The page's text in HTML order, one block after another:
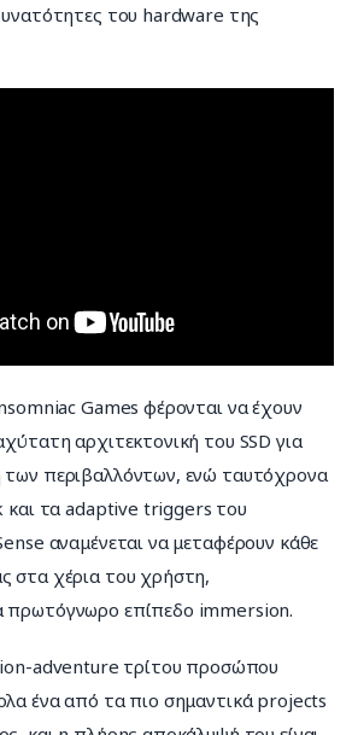
του hardware της
Games φέρονται να έχουν
αρχιτεκτονική του SSD για
περιβαλλόντων, ενώ ταυτόχρονα
τα adaptive triggers του
αναμένεται να μεταφέρουν κάθε
στα χέρια του χρήστη,
πρωτόγνωρο επίπεδο immersion.
adventure τρίτου προσώπου
ένα από τα πιο σημαντικά projects